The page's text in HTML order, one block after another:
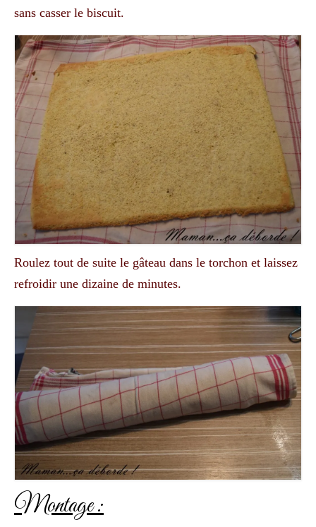
sans casser le biscuit.
Roulez tout de suite le gâteau dans le torchon et laissez
refroidir une dizaine de minutes.
Montage :